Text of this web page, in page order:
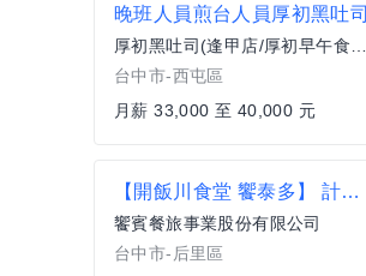
晚班人員煎台人員厚初黑吐司
厚初黑吐司(逢甲店/厚初早午食館)
台中市-西屯區
月薪 33,000 至 40,000 元
【開飯川食堂 饗泰多】 計時人員 時薪210起 歡迎兼職、工讀者加入【后里區】
饗賓餐旅事業股份有限公司
台中市-后里區